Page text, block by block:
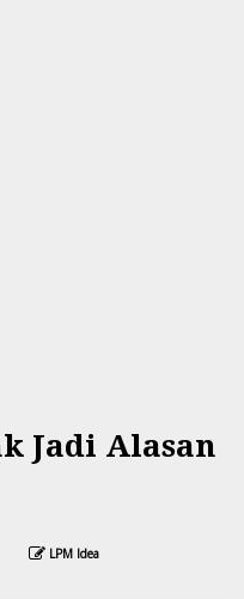
Jadi Alasan
LPM Idea